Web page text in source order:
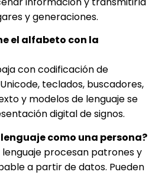
y generaciones.
el alfabeto con la
con codificación de
teclados, buscadores,
y modelos de lenguaje se
digital de signos.
lenguaje como una persona?
lenguaje procesan patrones y
a partir de datos. Pueden